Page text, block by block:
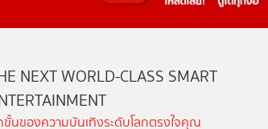
NEXT WORLD-CLASS SMART
นของความบันเทิงระดับโลกตรงใจคุณ